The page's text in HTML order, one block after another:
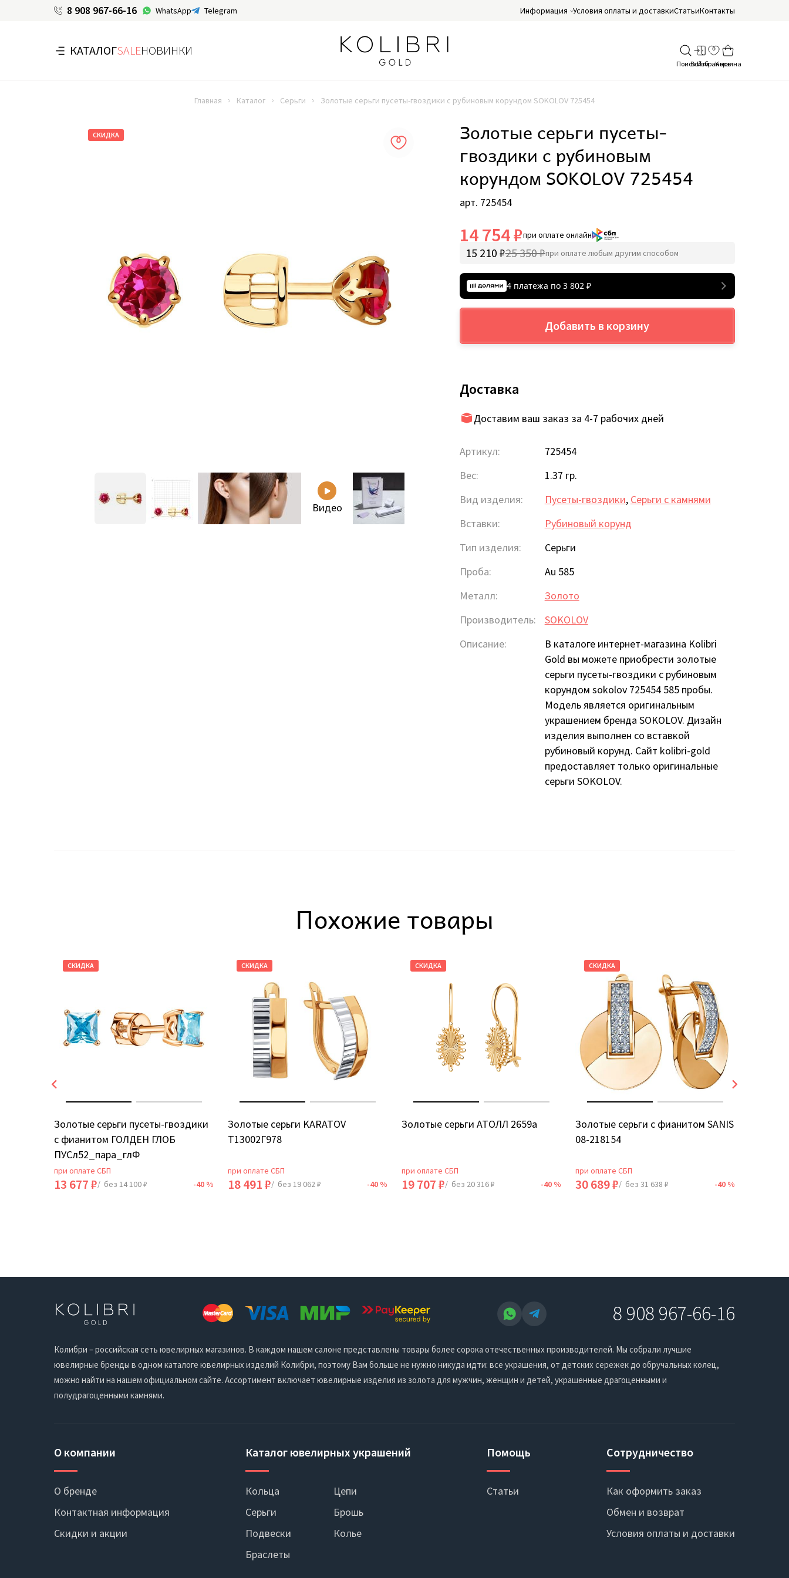
8 908 967-66-16 WhatsApp Telegram Информация Условия оплаты и доставкиСтатьиКонтакты
КАТАЛОГSALEНОВИНКИ
Главная Каталог Серьги Золотые серьги пусеты-гвоздики с рубиновым корундом SOKOLOV 725454
СКИДКА
Видео
Золотые серьги пусеты-
гвоздики с рубиновым
корундом SOKOLOV 725454
арт. 725454
14 754 ₽при оплате онлайн
15 210 ₽25 350 ₽при оплате любым другим способом
4 платежа по 3 802 ₽
Добавить в корзину
Доставка
Доставим ваш заказ за 4-7 рабочих дней
Артикул:
725454
Вес:
1.37 гр.
Вид изделия:
Пусеты-гвоздики, Серьги с камнями
Вставки:
Рубиновый корунд
Тип изделия:
Серьги
Проба:
Au 585
Металл:
Золото
Производитель:
SOKOLOV
Описание:
В каталоге интернет-магазина Kolibri
Gold вы можете приобрести золотые
серьги пусеты-гвоздики с рубиновым
корундом sokolov 725454 585 пробы.
Модель является оригинальным
украшением бренда SOKOLOV. Дизайн
изделия выполнен со вставкой
рубиновый корунд. Сайт kolibri-gold
предоставляет только оригинальные
серьги SOKOLOV.
Похожие товары
СКИДКА
Золотые серьги пусеты-гвоздики
с фианитом ГОЛДЕН ГЛОБ
ПУСл52_пара_глФ
при оплате СБП
13 677 ₽/ без 14 100 ₽ -40 %
СКИДКА
Золотые серьги KARATOV
Т13002Г978
при оплате СБП
18 491 ₽/ без 19 062 ₽ -40 %
СКИДКА
Золотые серьги АТОЛЛ 2659а
при оплате СБП
19 707 ₽/ без 20 316 ₽ -40 %
СКИДКА
Золотые серьги с фианитом SANIS
08-218154
при оплате СБП
30 689 ₽/ без 31 638 ₽ -40 %
8 908 967-66-16
Колибри – российская сеть ювелирных магазинов. В каждом нашем салоне представлены товары более сорока отечественных производителей. Мы собрали лучшие
ювелирные бренды в одном каталоге ювелирных изделий Колибри, поэтому Вам больше не нужно никуда идти: все украшения, от детских сережек до обручальных колец,
можно найти на нашем официальном сайте. Ассортимент включает ювелирные изделия из золота для мужчин, женщин и детей, украшенные драгоценными и
полудрагоценными камнями.
О компании
О бренде
Контактная информация
Скидки и акции
Каталог ювелирных украшений
Кольца
Серьги
Подвески
Браслеты
Цепи
Брошь
Колье
Помощь
Статьи
Сотрудничество
Как оформить заказ
Обмен и возврат
Условия оплаты и доставки